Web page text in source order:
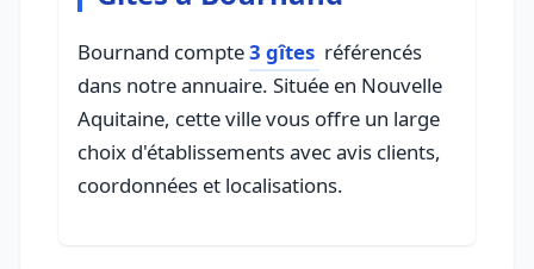
Bournand compte3 gîtes référencés
dans notre annuaire. Située en Nouvelle
Aquitaine, cette ville vous offre un large
choix d'établissements avec avis clients,
coordonnées et localisations.